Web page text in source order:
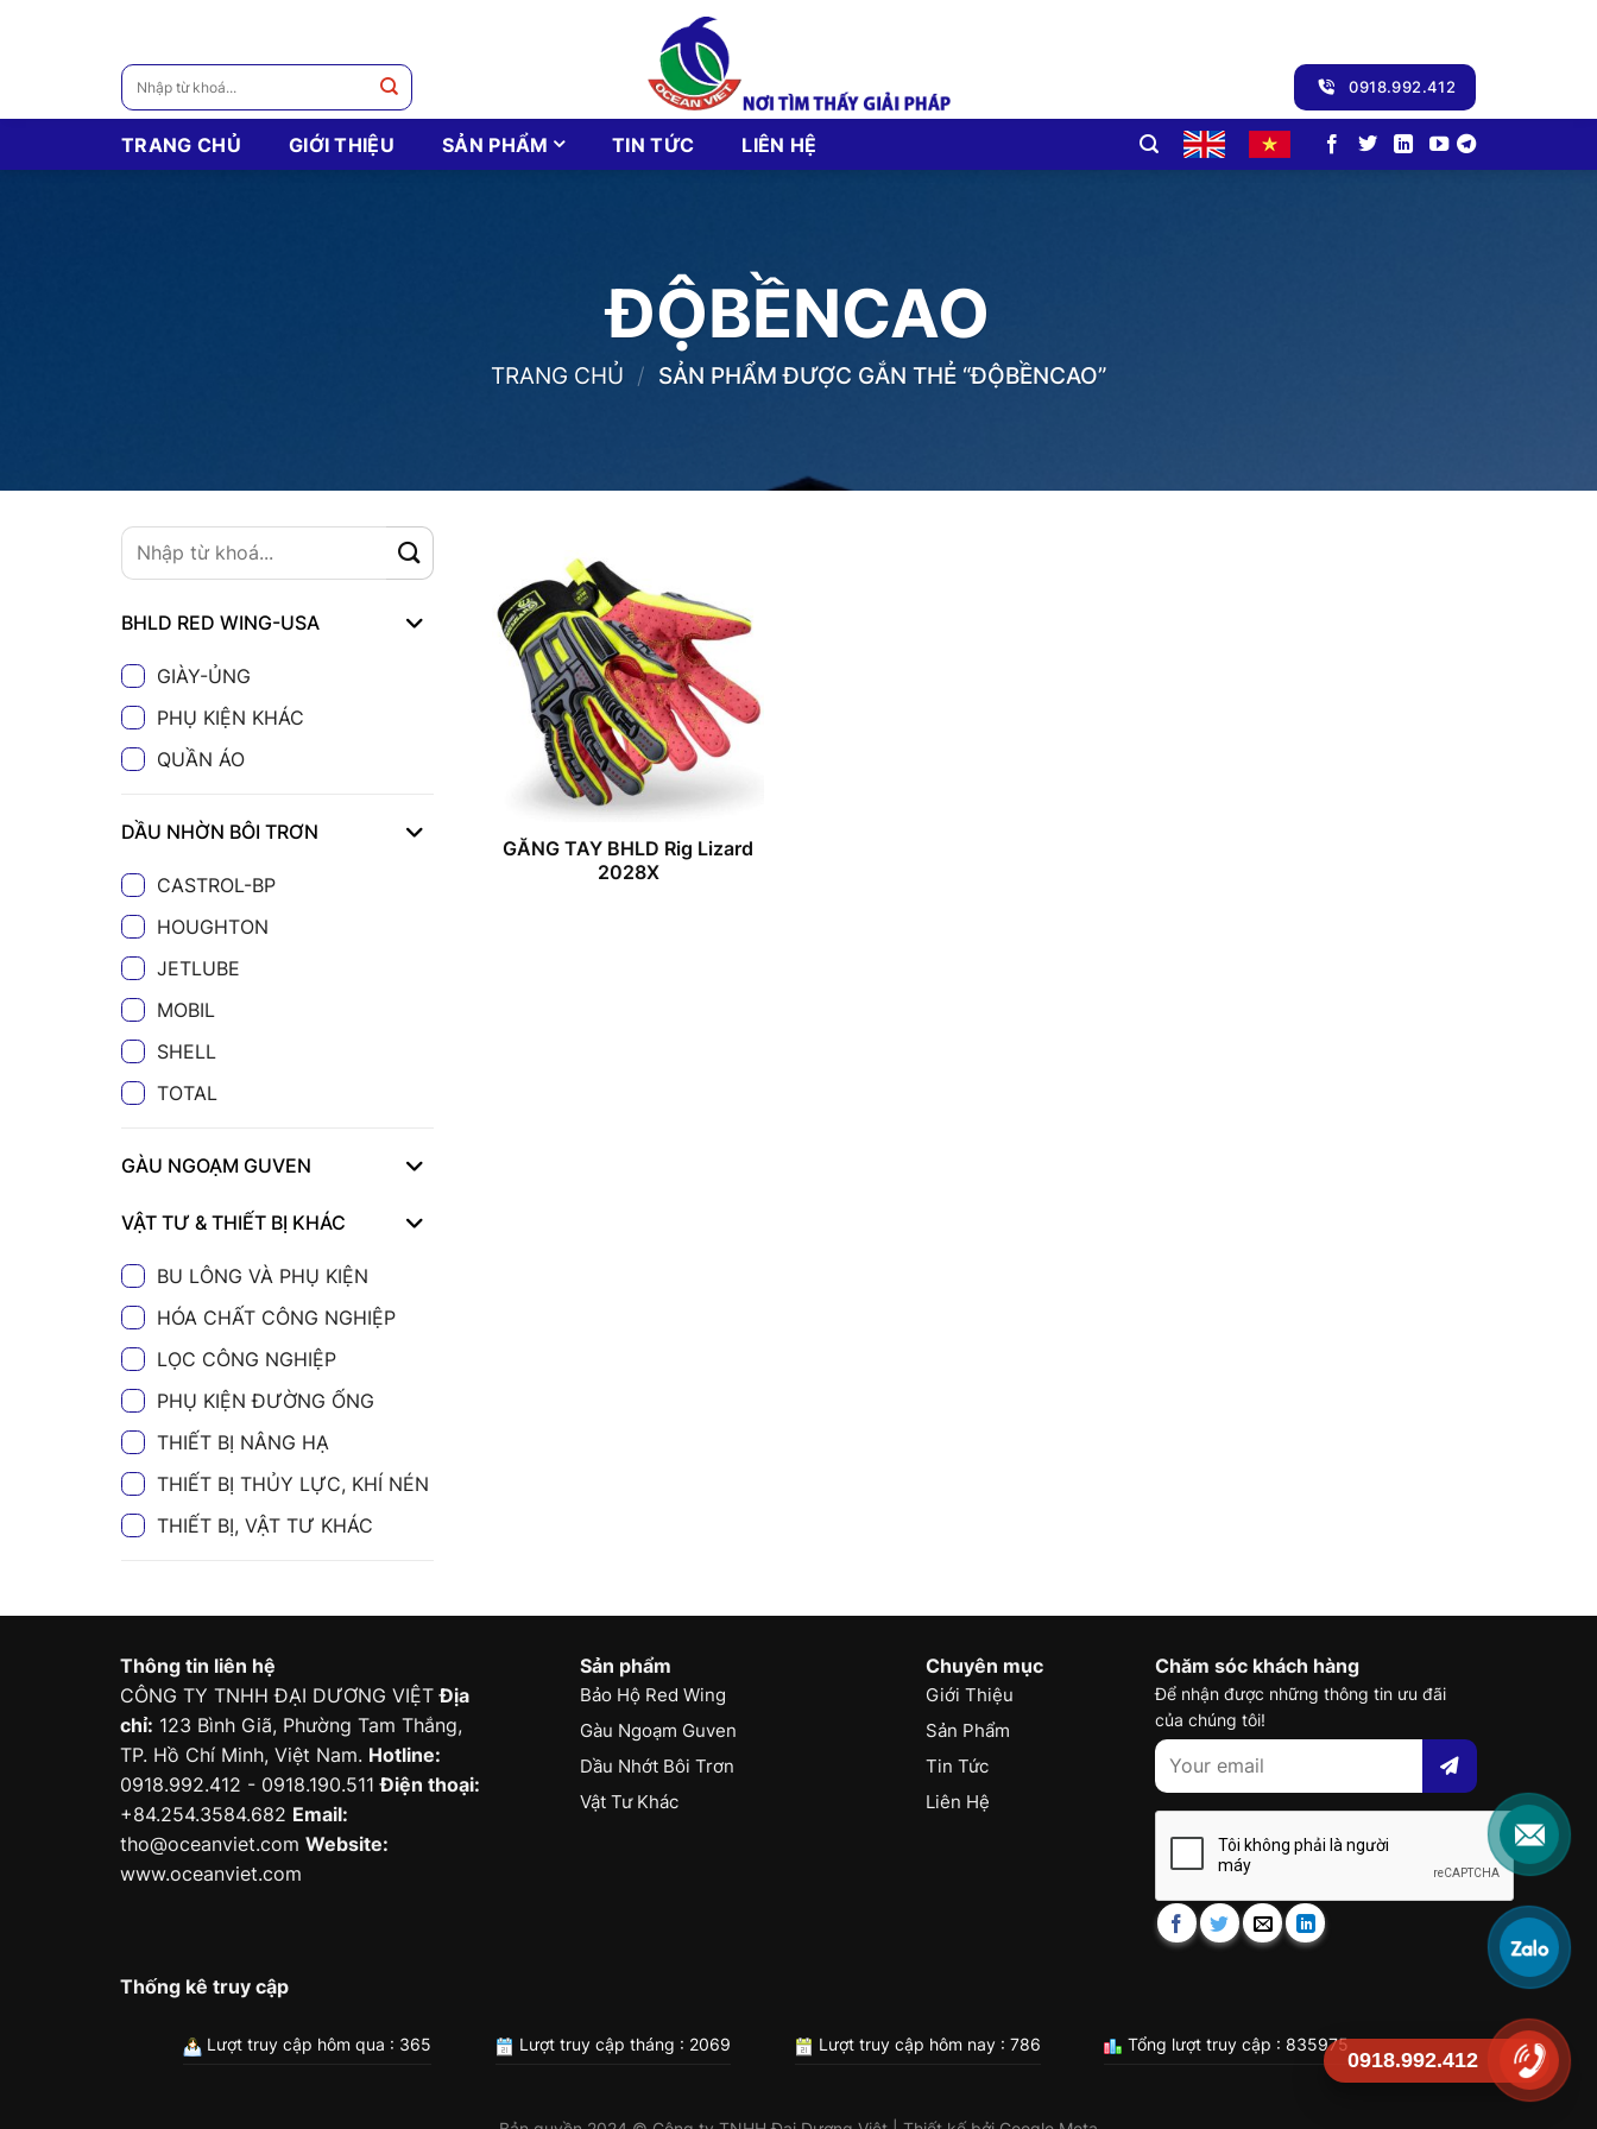
Tìm
kiếm:
0918.992.412
TRANG CHỦ GIỚI THIỆU SẢN PHẨM TIN TỨC LIÊN HỆ
ĐỘBỀNCAO
TRANG CHỦ / SẢN PHẨM ĐƯỢC GẮN THẺ “ĐỘBỀNCAO”
BHLD RED WING-USA
GIÀY-ỦNG
PHỤ KIỆN KHÁC
QUẦN ÁO
DẦU NHỜN BÔI TRƠN
CASTROL-BP
HOUGHTON
JETLUBE
MOBIL
SHELL
TOTAL
GÀU NGOẠM GUVEN
VẬT TƯ & THIẾT BỊ KHÁC
BU LÔNG VÀ PHỤ KIỆN
HÓA CHẤT CÔNG NGHIỆP
LỌC CÔNG NGHIỆP
PHỤ KIỆN ĐƯỜNG ỐNG
THIẾT BỊ NÂNG HẠ
THIẾT BỊ THỦY LỰC, KHÍ NÉN
THIẾT BỊ, VẬT TƯ KHÁC
GĂNG TAY BHLD Rig Lizard
2028X
Thông tin liên hệ
CÔNG TY TNHH ĐẠI DƯƠNG VIỆTĐịa
chỉ: 123 Bình Giã, Phường Tam Thắng,
TP. Hồ Chí Minh, Việt Nam. Hotline:
0918.992.412 - 0918.190.511Điện thoại:
+84.254.3584.682 Email:
tho@oceanviet.com Website:
www.oceanviet.com
Sản phẩm
Bảo Hộ Red Wing
Gàu Ngoạm Guven
Dầu Nhớt Bôi Trơn
Vật Tư Khác
Chuyên mục
Giới Thiệu
Sản Phẩm
Tin Tức
Liên Hệ
Chăm sóc khách hàng
Để nhận được những thông tin ưu đãi
của chúng tôi!
Thống kê truy cập
Lượt truy cập hôm qua : 365 Lượt truy cập tháng : 2069 Lượt truy cập hôm nay : 786 Tổng lượt truy cập : 835975
0918.992.412